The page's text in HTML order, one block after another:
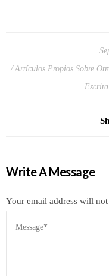
Artículos Propios Sobre
Escrita,
Write A Message
Your email address will